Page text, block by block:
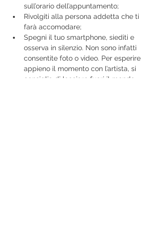
sull’orario dell’appuntamento;
Rivolgiti alla persona addetta che ti
farà accomodare;
Spegni il tuo smartphone, siediti e
osserva in silenzio. Non sono infatti
consentite foto o video. Per esperire
appieno il momento con l’artista, si
consiglia di lasciare fuori il mondo